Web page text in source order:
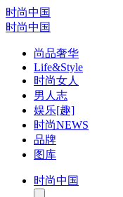
时尚中国
时尚中国
尚品奢华
Life&Style
时尚女人
男人志
娱乐[趣]
时尚NEWS
品牌
图库
时尚中国